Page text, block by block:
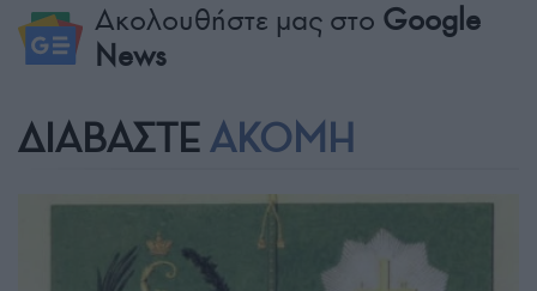
Ακολουθήστε μας στο Google
News
ΔΙΑΒΑΣΤΕ ΑΚΟΜΗ